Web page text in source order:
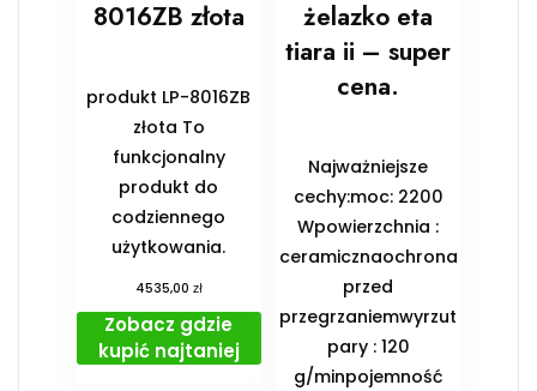
8016ZB złota
produkt LP-8016ZB
złota To
funkcjonalny
produkt do
codziennego
użytkowania.
4535,00 zł
Zobacz gdzie
kupić najtaniej
żelazko eta
tiara ii – super
cena.
Najważniejsze
cechy:moc: 2200
Wpowierzchnia :
ceramicznaochrona
przed
przegrzaniemwyrzut
pary : 120
g/minpojemność